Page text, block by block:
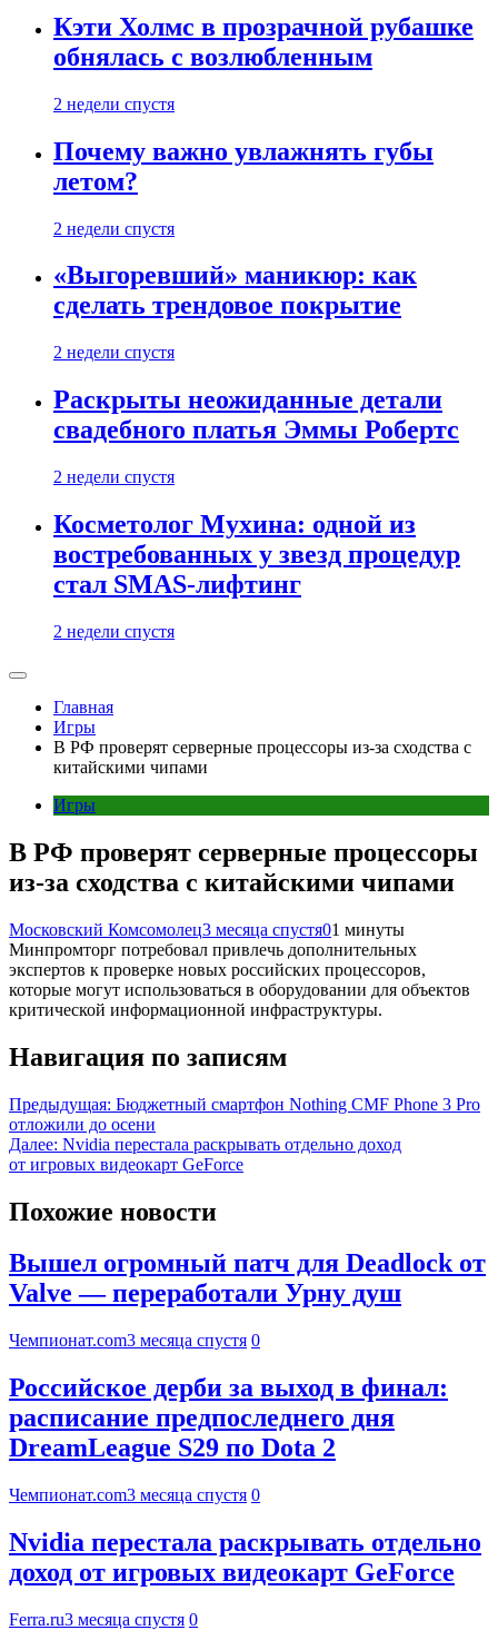
Кэти Холмс в прозрачной рубашке
обнялась с возлюбленным
2 недели спустя
Почему важно увлажнять губы
летом?
2 недели спустя
«Выгоревший» маникюр: как
сделать трендовое покрытие
2 недели спустя
Раскрыты неожиданные детали
свадебного платья Эммы Робертс
2 недели спустя
Косметолог Мухина: одной из
востребованных у звезд процедур
стал SMAS-лифтинг
2 недели спустя
Главная
Игры
В РФ проверят серверные процессоры из-за сходства с
китайскими чипами
Игры
В РФ проверят серверные процессоры
из-за сходства с китайскими чипами
Московский Комсомолец3 месяца спустя01 минуты
Минпромторг потребовал привлечь дополнительных
экспертов к проверке новых российских процессоров,
которые могут использоваться в оборудовании для объектов
критической информационной инфраструктуры.
Навигация по записям
Предыдущая: Бюджетный смартфон Nothing CMF Phone 3 Pro
отложили до осени
Далее: Nvidia перестала раскрывать отдельно доход
от игровых видеокарт GeForce
Похожие новости
Вышел огромный патч для Deadlock от
Valve — переработали Урну душ
Чемпионат.com3 месяца спустя 0
Российское дерби за выход в финал:
расписание предпоследнего дня
DreamLeague S29 по Dota 2
Чемпионат.com3 месяца спустя 0
Nvidia перестала раскрывать отдельно
доход от игровых видеокарт GeForce
Ferra.ru3 месяца спустя 0